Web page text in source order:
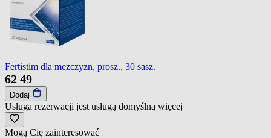
Fertistim dla mezczyzn, prosz., 30 sasz.
62 49
Dodaj
Usługa rezerwacji jest usługą domyślną więcej
Mogą Cię zainteresować